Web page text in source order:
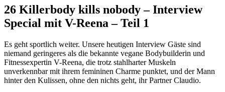
26 Killerbody kills nobody – Interview
Special mit V-Reena – Teil 1
Es geht sportlich weiter. Unsere heutigen Interview Gäste sind
niemand geringeres als die bekannte vegane Bodybuilderin und
Fitnessexpertin V-Reena, die trotz stahlharter Muskeln
unverkennbar mit ihrem femininen Charme punktet, und der Mann
hinter den Kulissen, ohne den nichts geht, ihr Partner Claudio.